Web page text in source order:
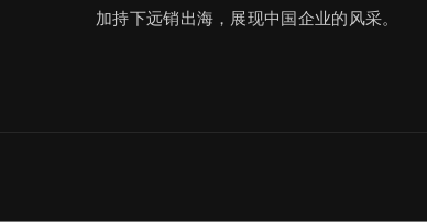
加持下远销出海，展现中国企业的风采。